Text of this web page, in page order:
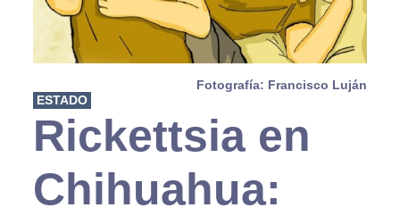
Fotografía: Francisco Luján
ESTADO
Rickettsia en
Chihuahua: